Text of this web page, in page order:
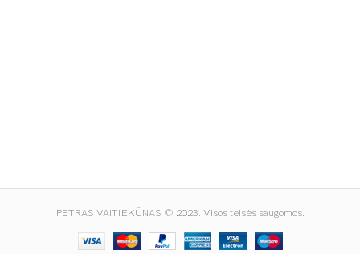
PETRAS VAITIEKŪNAS © 2023. Visos teisės saugomos.